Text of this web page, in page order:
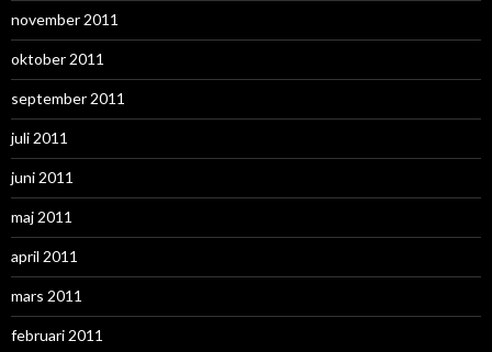
november 2011
oktober 2011
september 2011
juli 2011
juni 2011
maj 2011
april 2011
mars 2011
februari 2011